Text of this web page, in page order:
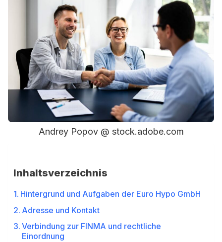
Andrey Popov @ stock.adobe.com
Inhaltsverzeichnis
Hintergrund und Aufgaben der Euro Hypo GmbH
Adresse und Kontakt
Verbindung zur FINMA und rechtliche
Einordnung